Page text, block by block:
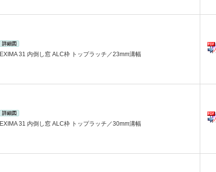
詳細図
EXIMA 31 内倒し窓 ALC枠 トップラッチ／23mm溝幅
詳細図
EXIMA 31 内倒し窓 ALC枠 トップラッチ／30mm溝幅